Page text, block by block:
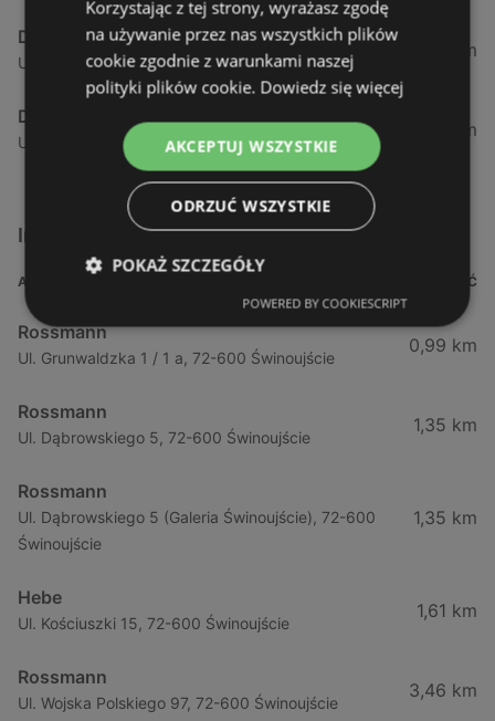
Drogeria Jasmin
Ul. Krakowska 285, 78-300 Świdwin
98,87 km
Drogeria Jasmin
Ul. 3 Marca 4, 78-300 Świdwin
100,11 km
Inne sklepy Kosmetyki w pobliżu
ADRES ODLEGŁOŚĆ
Rossmann
Ul. Grunwaldzka 1 / 1 a, 72-600 Świnoujście
0,99 km
Rossmann
Ul. Dąbrowskiego 5, 72-600 Świnoujście
1,35 km
Rossmann
Ul. Dąbrowskiego 5 (Galeria Świnoujście), 72-600
Świnoujście
1,35 km
Hebe
Ul. Kościuszki 15, 72-600 Świnoujście
1,61 km
Rossmann
Ul. Wojska Polskiego 97, 72-600 Świnoujście
3,46 km
Korzystając z tej strony, wyrażasz zgodę
na używanie przez nas wszystkich plików
cookie zgodnie z warunkami naszej
polityki plików cookie. Dowiedz się więcej
AKCEPTUJ WSZYSTKIE
ODRZUĆ WSZYSTKIE
POKAŻ SZCZEGÓŁY
POWERED BY COOKIESCRIPT